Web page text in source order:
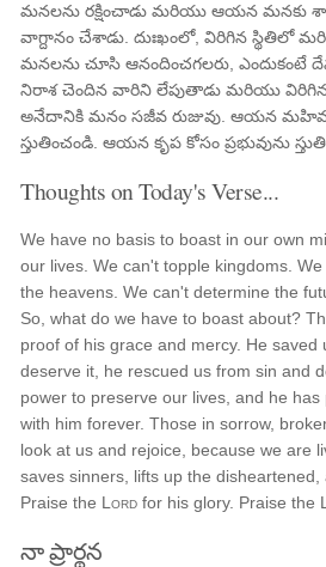
మనలను రక్షించాడు మరియు ఆయన మనకు
వాగ్దానం చేశాడు. దుఃఖంలో, విరిగిన స్థితిలో
మనలను చూసి ఆనందించగలరు, ఎందుకంటే
నిరాశ చెందిన వారిని లేపుతాడు మరియు
అనేదానికి మనం సజీవ రుజువు. ఆయన మహిమ
స్తుతించండి. ఆయన కృప కోసం ప్రభువును
Thoughts on Today's Verse...
We have no basis to boast in our own
our lives. We can't topple kingdoms.
the heavens. We can't determine the
So, what do we have to boast about?
proof of his grace and mercy. He saved
deserve it, he rescued us from sin and
power to preserve our lives, and he
with him forever. Those in sorrow,
look at us and rejoice, because we are
saves sinners, lifts up the disheartened,
Praise the Lord for his glory. Praise the
నా ప్రార్థన